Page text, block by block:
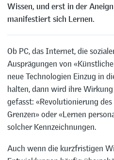
Wissen, und erst in der
manifestiert sich Lernen.
Ob PC, das Internet, die
Ausprägungen von
neue Technologien Einzug in
halten, dann wird ihre
gefasst: «Revolutionierung
Grenzen» oder «Lernen
solcher Kennzeichnungen.
Auch wenn die kurzfristigen